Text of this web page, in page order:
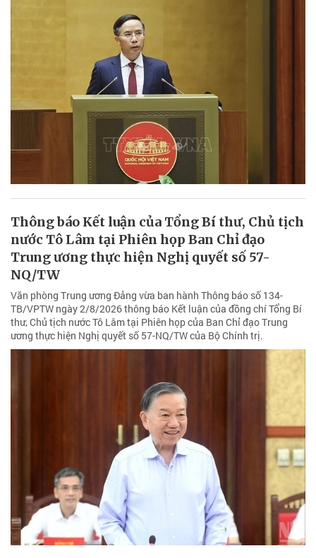
Thông báo Kết luận của Tổng Bí thư, Chủ tịch
nước Tô Lâm tại Phiên họp Ban Chỉ đạo
Trung ương thực hiện Nghị quyết số 57-
NQ/TW
Văn phòng Trung ương Đảng vừa ban hành Thông báo số 134-
TB/VPTW ngày 2/8/2026 thông báo Kết luận của đồng chí Tổng Bí
thư, Chủ tịch nước Tô Lâm tại Phiên họp của Ban Chỉ đạo Trung
ương thực hiện Nghị quyết số 57-NQ/TW của Bộ Chính trị.